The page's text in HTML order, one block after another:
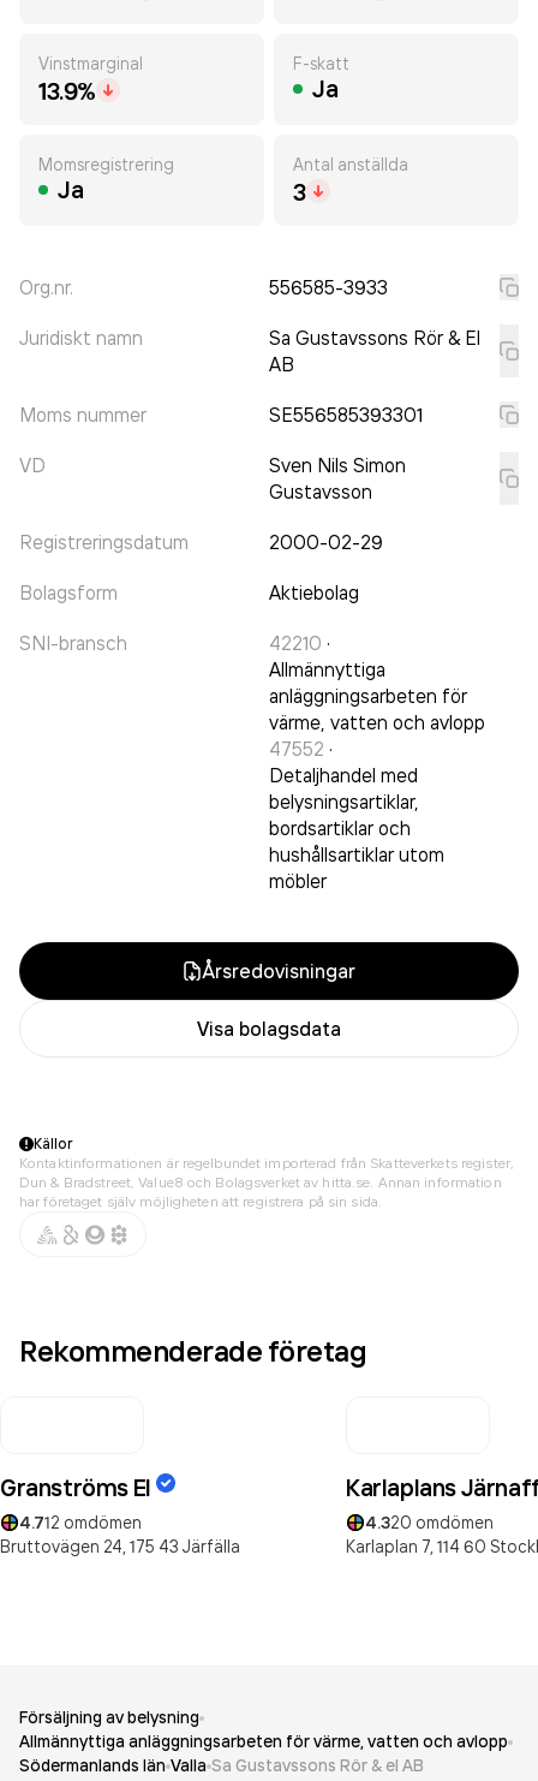
Vinstmarginal
13.9%
F-skatt
Ja
Momsregistrering
Ja
Antal anställda
3
Org.nr. 556585-3933
Juridiskt namn
Sa Gustavssons Rör & El
AB
Moms nummer SE556585393301
VD
Sven Nils Simon
Gustavsson
Registreringsdatum 2000-02-29
Bolagsform Aktiebolag
SNI-bransch 42210 ·
Allmännyttiga
anläggningsarbeten för
värme, vatten och avlopp
47552 ·
Detaljhandel med
belysningsartiklar,
bordsartiklar och
hushållsartiklar utom
möbler
Årsredovisningar
Visa bolagsdata
Källor
Kontaktinformationen är regelbundet importerad från Skatteverkets register,
Dun & Bradstreet, Value8 och Bolagsverket av hitta.se. Annan information
har företaget själv möjligheten att registrera på sin sida.
Rekommenderade företag
Granströms El
4.712 omdömen
Bruttovägen 24, 175 43 Järfälla
Karlaplans
4.320 omdömen
Karlaplan 7, 114 60
Försäljning av belysning
Allmännyttiga anläggningsarbeten för värme, vatten och avlopp
Södermanlands län Valla Sa Gustavssons Rör & el AB